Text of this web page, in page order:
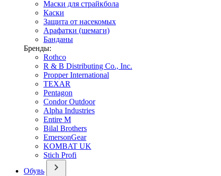
Маски для страйкбола
Каски
Защита от насекомых
Арафатки (шемаги)
Банданы
Бренды:
Rothco
R & B Distributing Co., Inc.
Propper International
TEXAR
Pentagon
Condor Outdoor
Alpha Industries
Entire M
Bilal Brothers
EmersonGear
KOMBAT UK
Stich Profi
Обувь